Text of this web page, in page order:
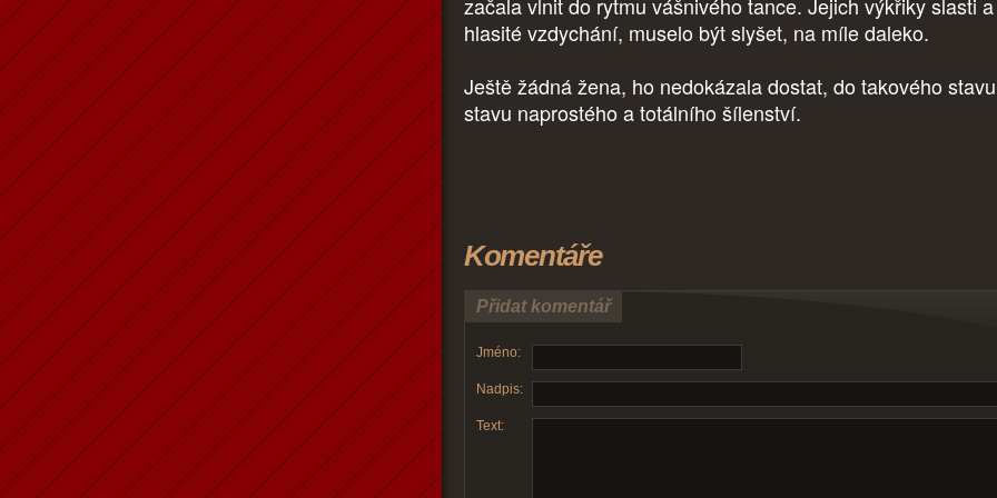
hlasité vzdychání, muselo být slyšet, na míle daleko.
Ještě žádná žena, ho nedokázala dostat, do takového
stavu naprostého a totálního šílenství.
Komentáře
Přidat komentář
Jméno:
Nadpis:
Text: